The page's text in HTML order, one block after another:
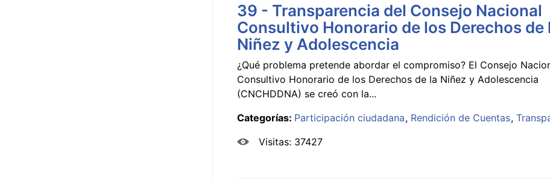
39 - Transparencia del Consejo Nacional
Consultivo Honorario de los Derechos de
Niñez y Adolescencia
¿Qué problema pretende abordar el compromiso? El Consejo
Consultivo Honorario de los Derechos de la Niñez y Adolescencia
(CNCHDDNA) se creó con la...
Categorías: Participación ciudadana Rendición de Cuentas
Visitas: 37427